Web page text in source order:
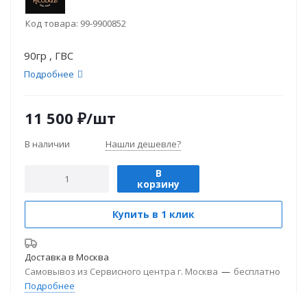
Код товара: 99-9900852
90гр , ГВС
Подробнее
11 500 ₽/шт
В наличии Нашли дешевле?
В
корзину
Купить в 1 клик
Доставка в Москва
Самовывоз из Сервисного центра г. Москва — бесплатно
Подробнее